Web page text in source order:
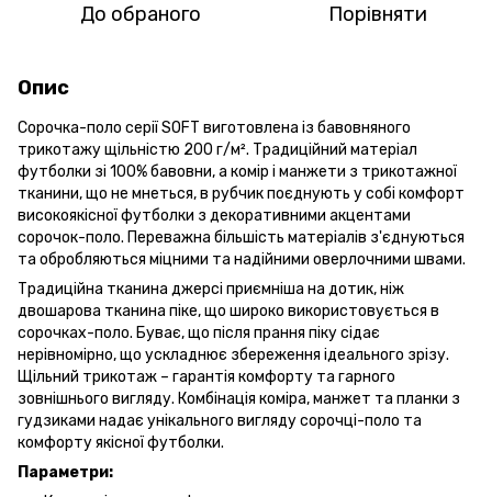
До обраного Порівняти
Опис
Сорочка-поло серії SOFT виготовлена із бавовняного
трикотажу щільністю 200 г/м². Традиційний матеріал
футболки зі 100% бавовни, а комір і манжети з трикотажної
тканини, що не мнеться, в рубчик поєднують у собі комфорт
високоякісної футболки з декоративними акцентами
сорочок-поло. Переважна більшість матеріалів з'єднуються
та обробляються міцними та надійними оверлочними швами.
Традиційна тканина джерсі приємніша на дотик, ніж
двошарова тканина піке, що широко використовується в
сорочках-поло. Буває, що після прання піку сідає
нерівномірно, що ускладнює збереження ідеального зрізу.
Щільний трикотаж – гарантія комфорту та гарного
зовнішнього вигляду. Комбінація коміра, манжет та планки з
гудзиками надає унікального вигляду сорочці-поло та
комфорту якісної футболки.
Параметри: